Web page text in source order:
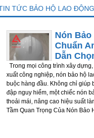
TỨC BẢO HỘ LAO ĐỘNG
Nón
Chuẩn
Dẫn
Trong mọi công trình xây
xuất công nghiệp, nón bảo hộ
buộc hàng đầu. Không chỉ giúp
đập nguy hiểm, một chiếc nón
thoải mái, nâng cao hiệu suất
Tầm Quan Trọng Của Nón Bảo